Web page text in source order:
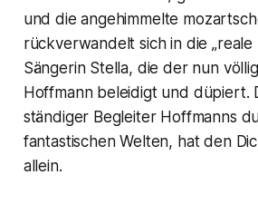
und die angehimmelte
rückverwandelt sich in die „reale
Sängerin Stella, die der nun
Hoffmann beleidigt und düpiert.
ständiger Begleiter Hoffmanns
fantastischen Welten, hat den
allein.